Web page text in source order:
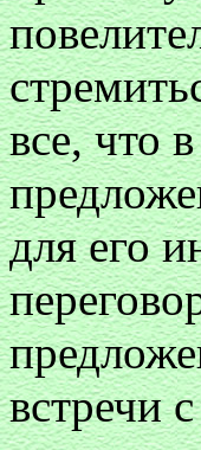
все, что
для его
встречи